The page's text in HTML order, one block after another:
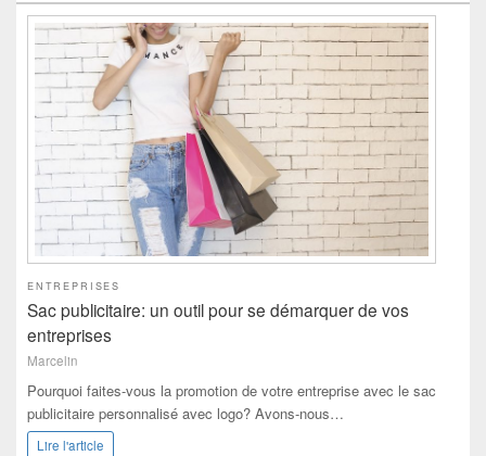
ENTREPRISES
Sac publicitaire: un outil pour se démarquer de vos
entreprises
Marcelin
Pourquoi faites-vous la promotion de votre entreprise avec le sac
publicitaire personnalisé avec logo? Avons-nous…
Lire l'article